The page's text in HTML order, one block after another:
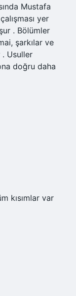
Mustafa
yer
. Bölümler
şarkılar ve
Usuller
doğru daha
kısımlar var